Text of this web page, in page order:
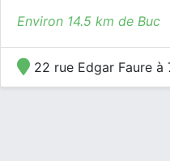
Environ 14.5 km de Buc
22 rue Edgar Faure à